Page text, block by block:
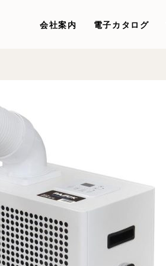
会社案内 電子カタログ